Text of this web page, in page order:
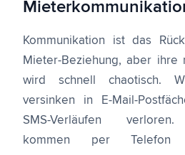
Kommunikation ist das
Mieter-Beziehung, aber ihre
wird schnell chaotisch.
versinken in E-Mail-
SMS-Verläufen verloren.
kommen per Telefon